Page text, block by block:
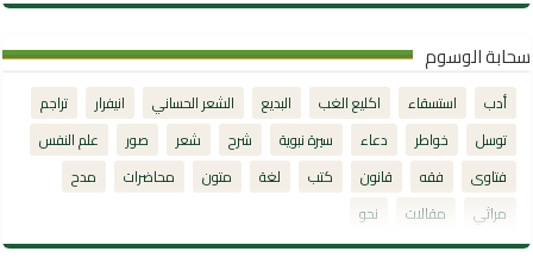
سحابة الوسوم
أدب استسقاء اكليع الغب البديع الشعر الحساني انيفرار
تراجم
توسل
خواطر دعاء سيرة نبوية شرح شعر صور
علم النفس
فتاوى
فقه قانون كتب لغة متون محاضرات
مدح
مراثي
مقالات نحو